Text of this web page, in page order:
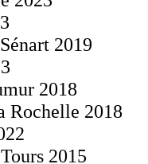
2019
2018
Rochelle 2018
2015